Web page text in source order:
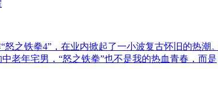
之铁拳4”，在业内掀起了一小波复古怀旧的热潮
老年宅男，“怒之铁拳”也不是我的热血青春，而是